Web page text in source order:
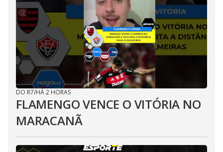
DO R7/HÁ 2 HORAS
FLAMENGO VENCE O VITÓRIA NO
MARACANÃ